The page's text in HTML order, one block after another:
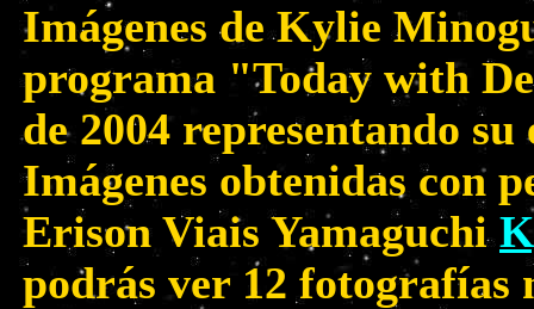
Imágenes de Kylie
programa "Today with
de 2004 representando
Imágenes obtenidas con
Erison Viais Yamaguchi
podrás ver 12 fotografías